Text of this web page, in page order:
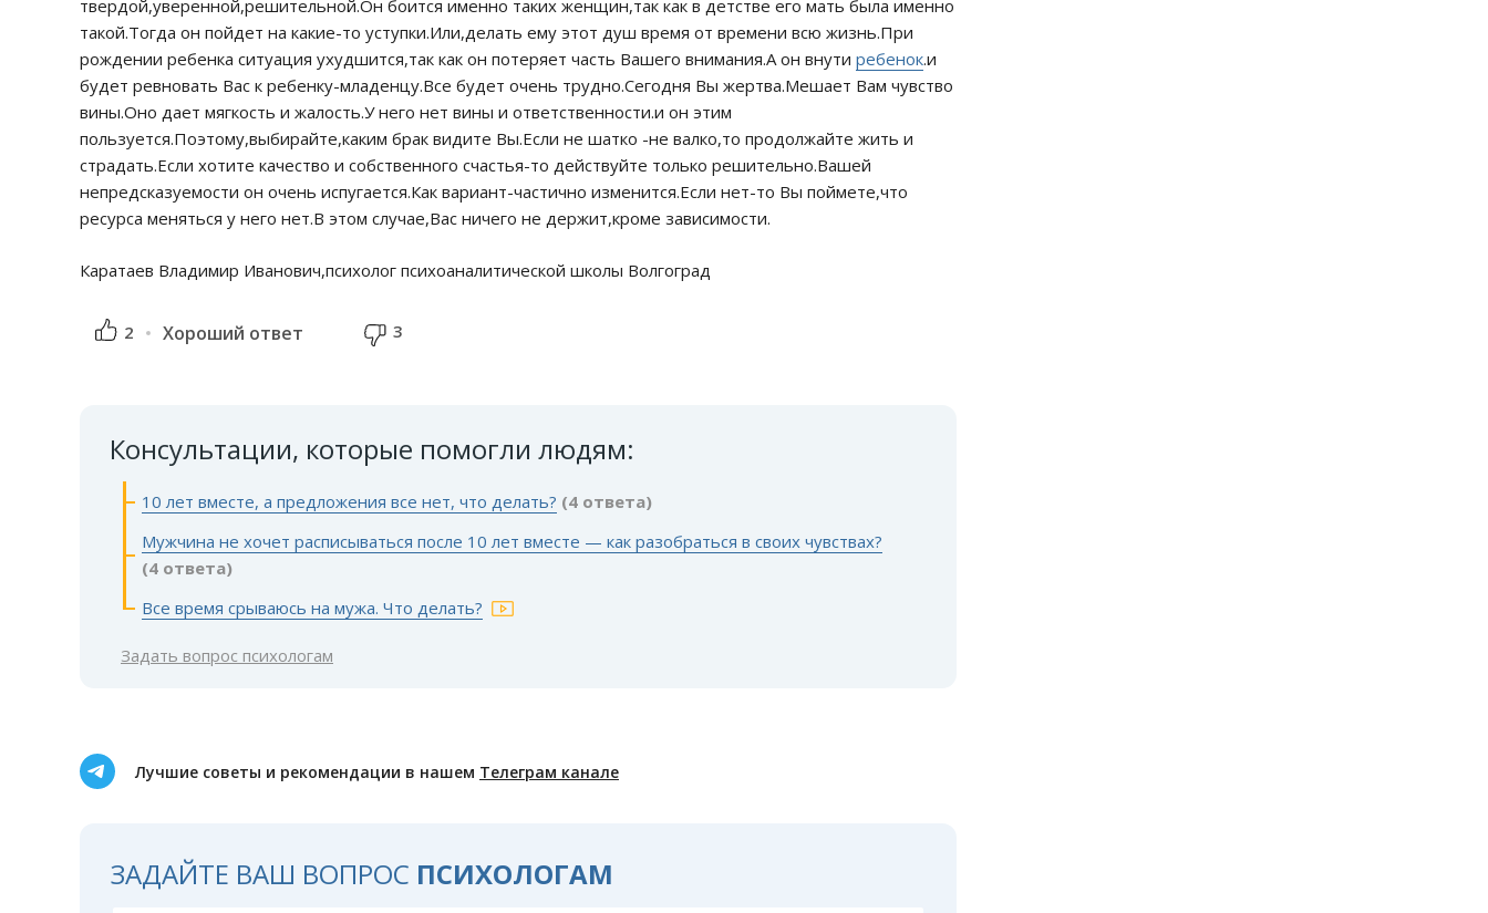
твердой,уверенной,решительной.Он боится именно таких женщин,так как в детстве его мать была именно
такой.Тогда он пойдет на какие-то уступки.Или,делать ему этот душ время от времени всю жизнь.При
рождении ребенка ситуация ухудшится,так как он потеряет часть Вашего внимания.А он внути ребенок.и
будет ревновать Вас к ребенку-младенцу.Все будет очень трудно.Сегодня Вы жертва.Мешает Вам чувство
вины.Оно дает мягкость и жалость.У него нет вины и ответственности.и он этим
пользуется.Поэтому,выбирайте,каким брак видите Вы.Если не шатко -не валко,то продолжайте жить и
страдать.Если хотите качество и собственного счастья-то действуйте только решительно.Вашей
непредсказуемости он очень испугается.Как вариант-частично изменится.Если нет-то Вы поймете,что
ресурса меняться у него нет.В этом случае,Вас ничего не держит,кроме зависимости.
Каратаев Владимир Иванович,психолог психоаналитической школы Волгоград
2 Хороший ответ 3
Консультации, которые помогли людям:
10 лет вместе, а предложения все нет, что делать? (4 ответа)
Мужчина не хочет расписываться после 10 лет вместе — как разобраться в своих чувствах?
(4 ответа)
Все время срываюсь на мужа. Что делать?
Задать вопрос психологам
Лучшие советы и рекомендации в нашем Телеграм канале
ЗАДАЙТЕ ВАШ ВОПРОС ПСИХОЛОГАМ